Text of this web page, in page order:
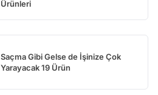
Ürünleri
Saçma Gibi Gelse de İşinize Çok
Yarayacak 19 Ürün